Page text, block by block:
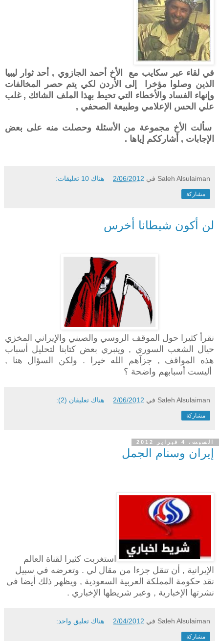
في لقاء عبر سكايب مع الأخ أحمد الجازوي , أحد ثوار ليبيا
الذين وصلوا مؤخرا إلى الأردن لكي يتم حصر المخالفات
وإنهاء الفساد والأخطاء التي تحيط بهذا الملف الشائك , غلب
علي الحس الإعلامي وطبيعة الصحفي ,
سألت الأخ مجموعة من الأسئلة وحصلت منه على بعض
الإجابات , أشارككم إياها .
Saleh Alsulaiman في 2/06/2012 هناك 10 تعليقات:
مشاركة
لن أكون شيطانا أخرس
نقرأ كثيرا حول الموقف الروسي والصيني والإيراني المخزي
حيال الشعب السوري , وينبري بعض كتابنا لتحليل أسباب
هذه المواقف , جزآهم الله خيرا . ولكن السؤال هنا ,
أليست أسبابهم واضحة ؟
Saleh Alsulaiman في 2/06/2012 هناك تعليقان (2):
مشاركة
السبت، 4 فبراير 2012
إيران وسنام الجمل
استغربت كثيرا لقناة العالم
الإيرانية , أن تنقل جزءا من مقال لي . وتعرضه في سبيل
نقد حكومة المملكة العربية السعودية , ويظهر ذلك أيضا في
نشرتها الإخبارية , وعبر شريطها الإخباري .
Saleh Alsulaiman في 2/04/2012 هناك تعليق واحد:
مشاركة